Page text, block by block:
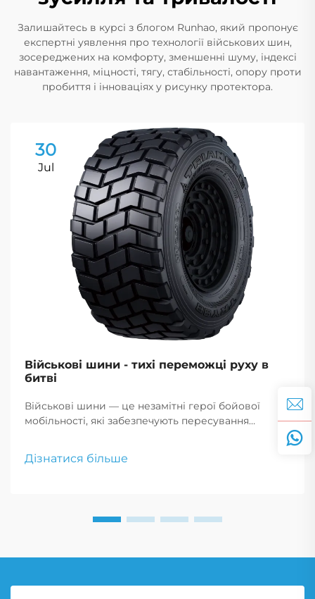
Залишайтесь в курсі з блогом Runhao, який пропонує
експертні уявлення про технології військових шин,
зосереджених на комфорту, зменшенні шуму, індексі
навантаження, міцності, тягу, стабільності, опору проти
пробиття і інноваціях у рисунку протектора.
30
Jul
Військові шини - тихі переможці руху в
битві
Військові шини — це незамітні герої бойової
мобільності, які забезпечують пересування
військовослужбовців.
Дізнатися більше